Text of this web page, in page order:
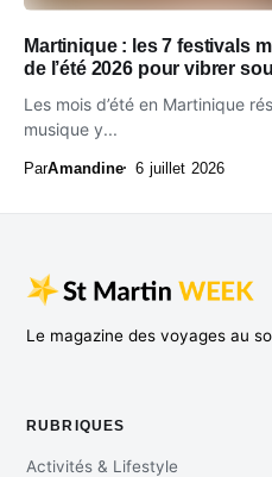
Martinique : les 7 festivals
de l’été 2026 pour vibrer
Les mois d’été en Martinique
musique y...
ParAmandine 6 juillet 2026
Le magazine des voyages au
RUBRIQUES
Activités & Lifestyle